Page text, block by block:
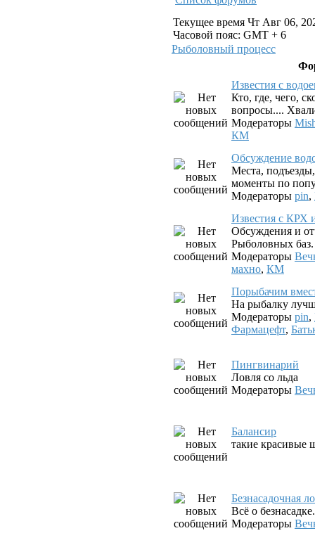
Текущее время Чт Авг 06,
Часовой пояс: GMT + 6
Рыболовный процесс
Известия с
Кто, где, чего,
вопросы....
Модераторы
КМ
Обсуждение
Места,
моменты по
Модераторы pin,
Известия с КРХ
Обсуждения и
Рыболовных баз.
Модераторы
махно, КМ
Порыбачим
На рыбалку
Модераторы pin,
Фармацефт,
Пингвинарий
Ловля со льда
Модераторы
Балансир
такие красивые
Безнасадочная
Всё о
Модераторы